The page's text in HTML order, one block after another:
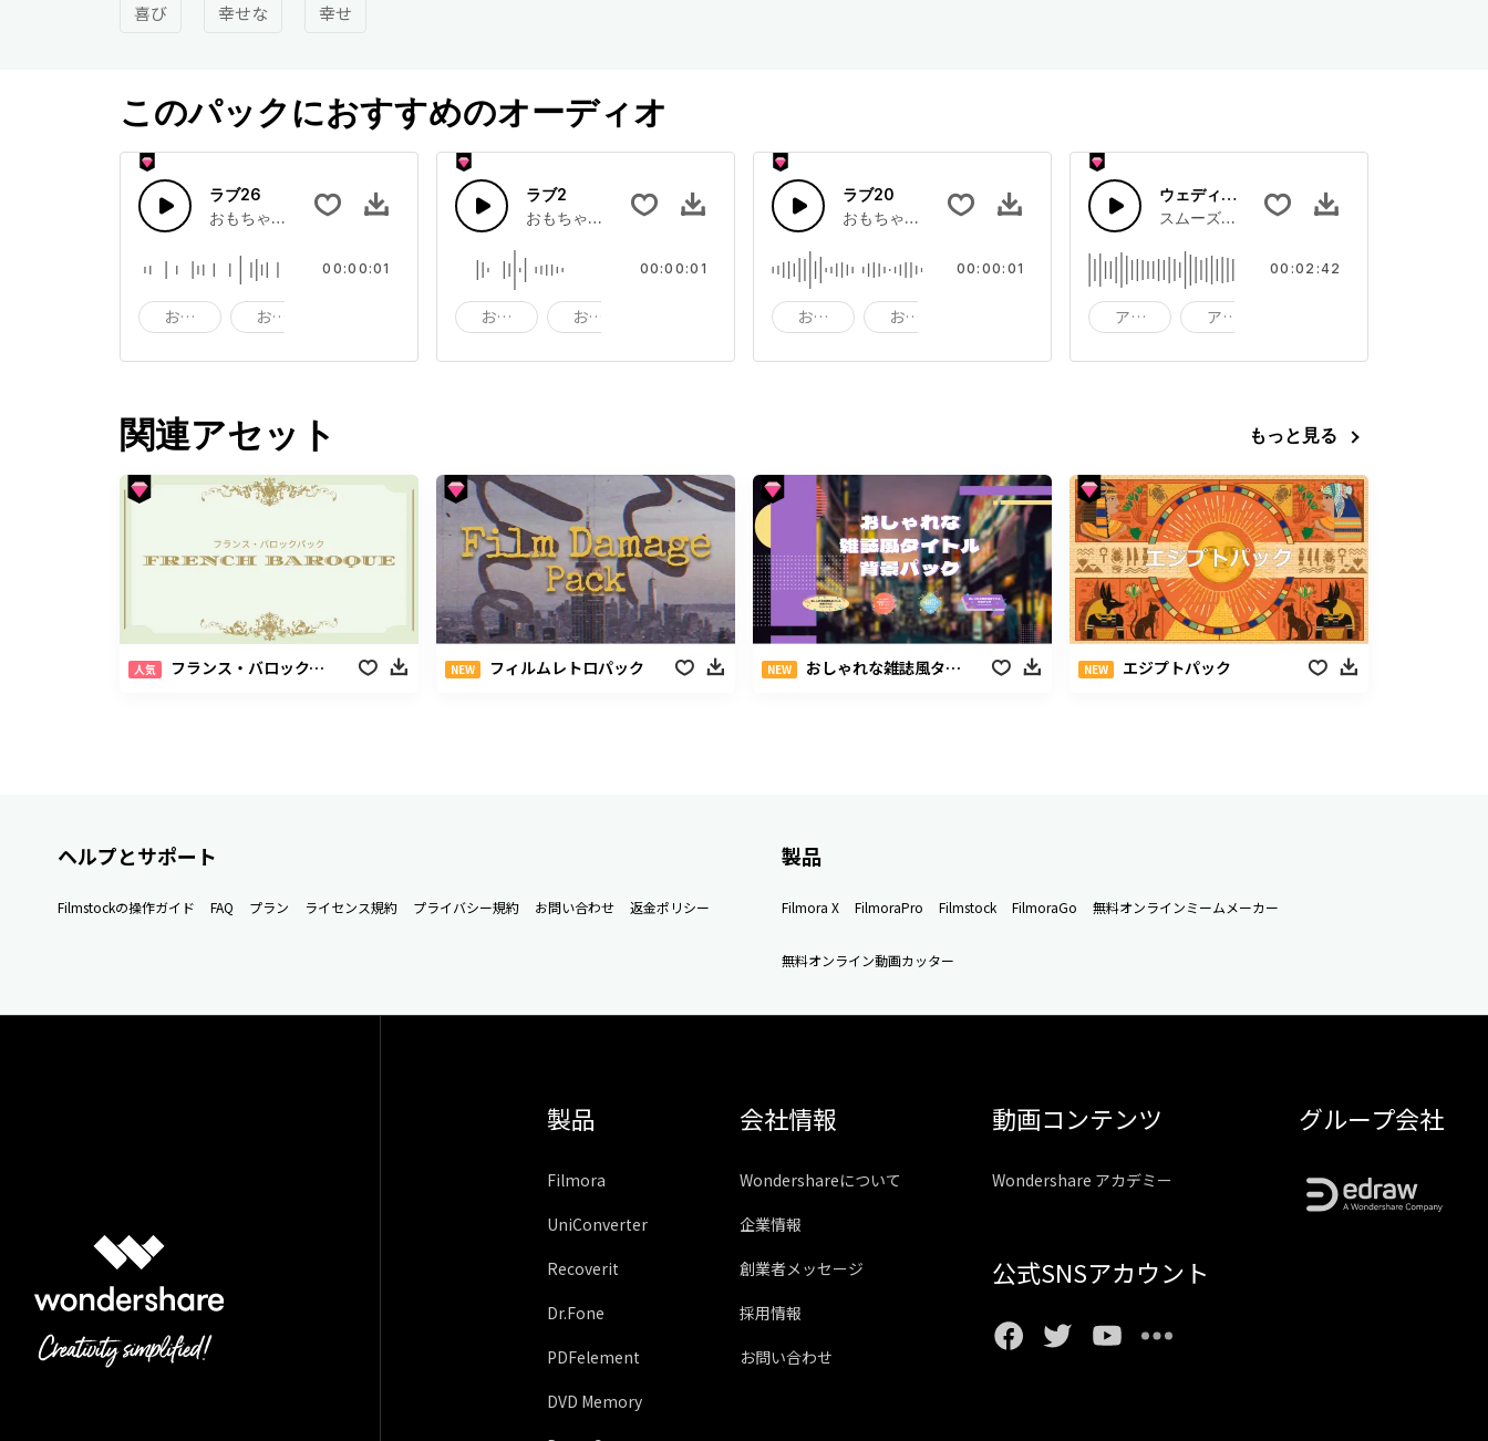
喜び 幸せな 幸せ
このパックにおすすめのオーディオ
ラブ26
おもちゃ箱のサウンドエフェクト
おもちゃ おもちゃ箱 サウンドエフェクト
00:00:01
ラブ2
おもちゃ箱のサウンドエフェクト
おもちゃ おもちゃ箱 サウンドエフェクト
00:00:01
ラブ20
おもちゃ箱のサウンドエフェクト
おもちゃ おもちゃ箱 サウンドエフェクト
00:00:01
ウェディングラブピアノ
スムーズでミッドテンポのウェディングピアノ
アクション アドベンチャー
00:02:42
関連アセット もっと見る
人気 フランス・バロックパック NEW フィルムレトロパック NEW おしゃれな雑誌風タイトル背景パック NEW エジプトパック
ヘルプとサポート
Filmstockの操作ガイド FAQ プラン ライセンス規約 プライバシー規約 お問い合わせ 返金ポリシー
製品
Filmora X FilmoraPro Filmstock FilmoraGo 無料オンラインミームメーカー
無料オンライン動画カッター
製品
Filmora
UniConverter
Recoverit
Dr.Fone
PDFelement
DVD Memory
会社情報
Wondershareについて
企業情報
創業者メッセージ
採用情報
お問い合わせ
動画コンテンツ
Wondershare アカデミー
公式SNSアカウント
グループ会社